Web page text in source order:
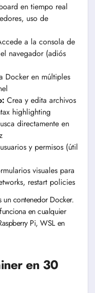
en tiempo real
uso de
a la consola de
navegador (adiós
Docker en múltiples
Crea y edita archivos
highlighting
directamente en
y permisos (útil
visuales para
restart policies
un contenedor Docker.
en cualquier
Pi, WSL en
en 30